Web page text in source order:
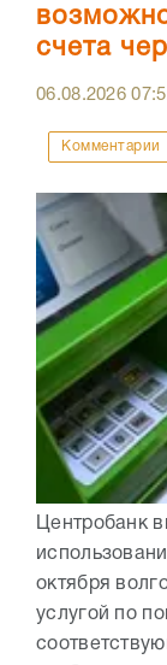
счета
06.08.2026
Комментарии
Центробанк
октября
услугой по